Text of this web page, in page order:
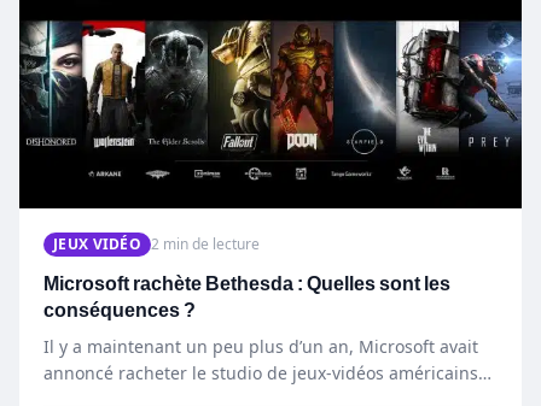
JEUX VIDÉO 2 min de lecture
Microsoft rachète Bethesda : Quelles sont les
conséquences ?
Il y a maintenant un peu plus d’un an, Microsoft avait
annoncé racheter le studio de jeux-vidéos américains…